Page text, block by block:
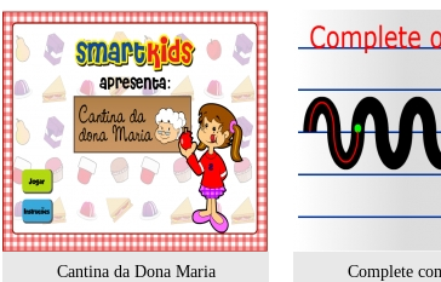
Cantina da Dona Maria Complete